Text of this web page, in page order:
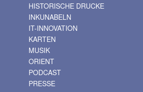
HISTORISCHE DRUCKE
INKUNABELN
IT-INNOVATION
KARTEN
MUSIK
ORIENT
PODCAST
PRESSE